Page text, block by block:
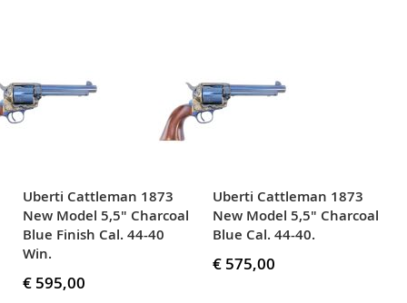
Uberti Cattleman 1873
New Model 5,5" Charcoal
Blue Finish Cal. 44-40
Win.
€ 595,00
Uberti Cattleman 1873
New Model 5,5" Charcoal
Blue Cal. 44-40.
€ 575,00